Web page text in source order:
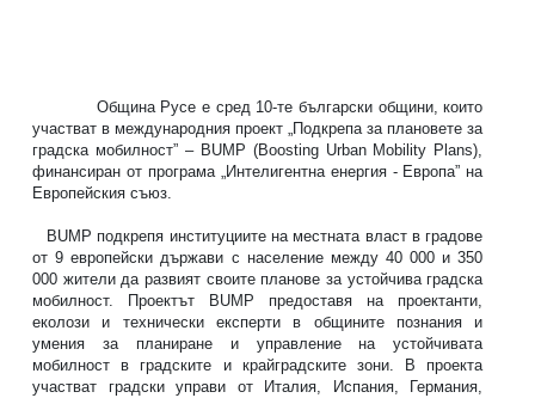
Община Русе е сред 10-те български общини, които
участват в международния проект „Подкрепа за плановете за
градска мобилност” – BUMP (Boosting Urban Mobility Plans),
финансиран от програма „Интелигентна енергия - Европа” на
Европейския съюз.
BUMP подкрепя институциите на местната власт в градове
от 9 европейски държави с население между 40 000 и 350
000 жители да развият своите планове за устойчива градска
мобилност. Проектът BUMP предоставя на проектанти,
еколози и технически експерти в общините познания и
умения за планиране и управление на устойчивата
мобилност в градските и крайградските зони. В проекта
участват градски управи от Италия, Испания, Германия,